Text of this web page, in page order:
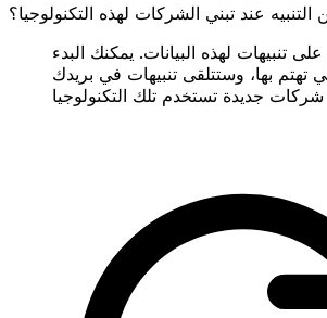
عند تبني الشركات لهذه التكنولوجيا؟
تنبيهات لهذه البيانات. يمكنك البدء
تهتم بها، وستتلقى تنبيهات في بريدك